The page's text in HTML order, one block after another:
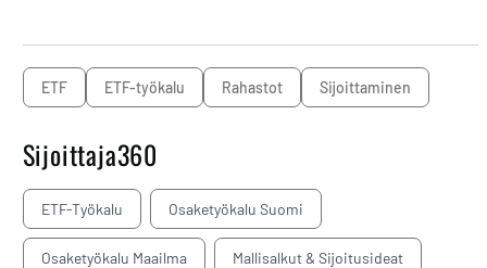
ETF ETF-työkalu rahastot sijoittaminen
Sijoittaja360
ETF-Työkalu Osaketyökalu Suomi
Osaketyökalu Maailma Mallisalkut & Sijoitusideat